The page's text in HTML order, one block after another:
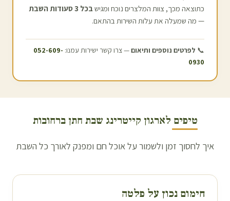
כתוצאה מכך, צוות המלצרים נוכח ומגישבכל 3 סעודות השבת
— מה שמעלה את עלות השירות בהתאם.
📞 לפרטים נוספים ותיאום— צרו קשר ישירות עמנו: 052-609-
0930
טיפים לארגון קייטרינג שבת חתן ברחובות
איך לחסוך זמן ולשמור על אוכל חם ומפנק לאורך כל השבת
חימום נכון על פלטה